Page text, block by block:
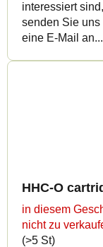
interessiert sind,
senden Sie uns
eine E-Mail an...
HHC-O
in diesem
nicht zu
(>5 St)